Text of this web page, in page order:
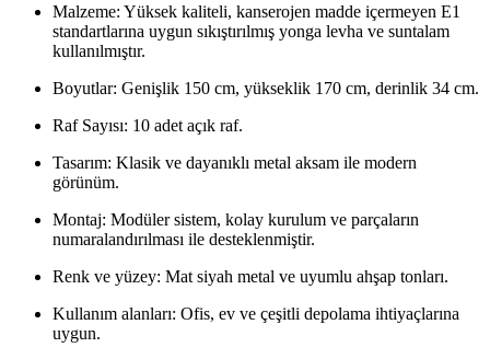
Malzeme: Yüksek kaliteli, kanserojen madde içermeyen E1
standartlarına uygun sıkıştırılmış yonga levha ve suntalam
kullanılmıştır.
Boyutlar: Genişlik 150 cm, yükseklik 170 cm, derinlik 34 cm.
Raf Sayısı: 10 adet açık raf.
Tasarım: Klasik ve dayanıklı metal aksam ile modern
görünüm.
Montaj: Modüler sistem, kolay kurulum ve parçaların
numaralandırılması ile desteklenmiştir.
Renk ve yüzey: Mat siyah metal ve uyumlu ahşap tonları.
Kullanım alanları: Ofis, ev ve çeşitli depolama ihtiyaçlarına
uygun.